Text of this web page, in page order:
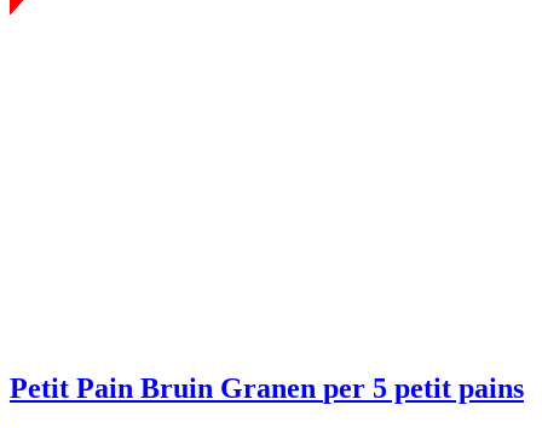
Petit Pain Bruin Granen per 5 petit pains